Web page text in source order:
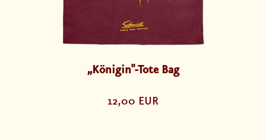
„Königin"-Tote Bag
12,00 EUR